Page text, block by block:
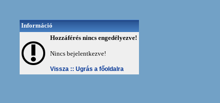
Információ
Hozzáférés nincs engedélyezve!
Nincs bejelentkezve!
Vissza :: Ugrás a főoldalra